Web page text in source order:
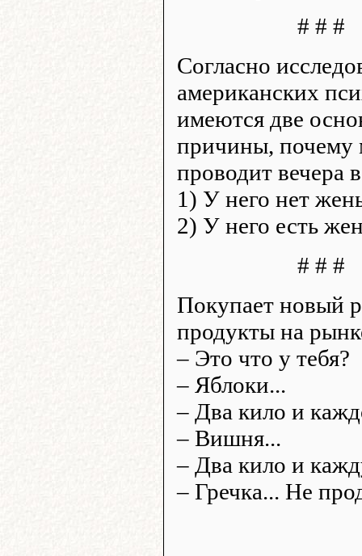
# # #
Согласно
американских
имеются две
причины, почему
проводит вечера
1) У него нет
2) У него есть
# # #
Покупает новый
продукты на
– Это что у тебя?
– Яблоки...
– Два кило и
– Вишня...
– Два кило и
– Гречка... Не